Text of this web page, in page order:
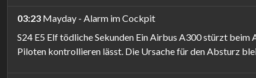
03:23 Mayday - Alarm im Cockpit
S24 E5 Elf tödliche Sekunden Ein Airbus A300 stürzt beim
Piloten kontrollieren lässt. Die Ursache für den Absturz